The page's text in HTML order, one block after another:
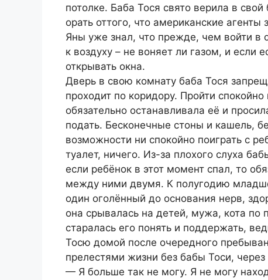
потолке. Баба Тося свято верила в
орать оттого, что американские
Яны уже знал, что прежде, чем войти в
к воздуху – не воняет ли газом, и если
открывать окна.
Дверь в свою комнату баба Тося
проходит по коридору. Пройти
обязательно останавливала её и
подать. Бесконечные стоны и кашель,
возможности ни спокойно поиграть с
туалет, ничего. Из-за плохого слуха
если ребёнок в этот момент спал, то
между ними двумя. К полугодию
один оголённый до основания нерв,
она срывалась на детей, мужа, кота
старалась его понять и поддержать,
Тосю домой после очередного
прелестями жизни без бабы Тоси,
— Я больше так не могу. Я не могу